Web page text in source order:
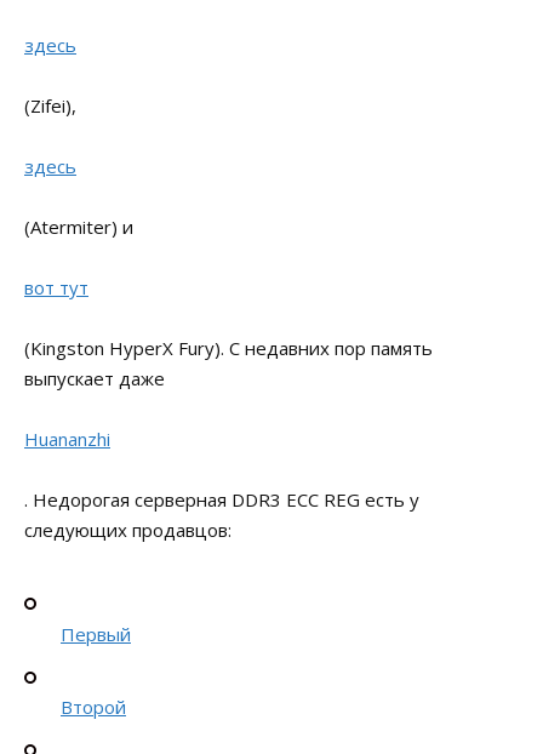
здесь
(Zifei),
здесь
(Atermiter) и
вот тут
(Kingston HyperX Fury). С недавних пор память
выпускает даже
Huananzhi
. Недорогая серверная DDR3 ECC REG есть у
следующих продавцов:
Первый
Второй